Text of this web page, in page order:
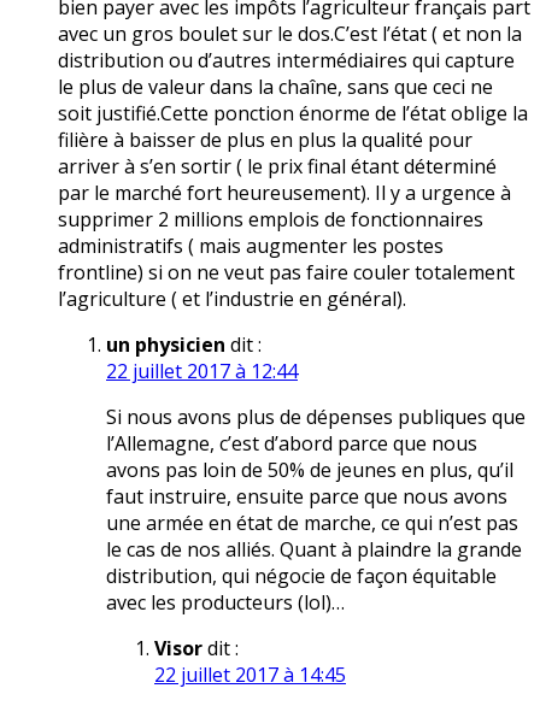
bien payer avec les impôts l’agriculteur français part
avec un gros boulet sur le dos.C’est l’état ( et non la
distribution ou d’autres intermédiaires qui capture
le plus de valeur dans la chaîne, sans que ceci ne
soit justifié.Cette ponction énorme de l’état oblige la
filière à baisser de plus en plus la qualité pour
arriver à s’en sortir ( le prix final étant déterminé
par le marché fort heureusement). Il y a urgence à
supprimer 2 millions emplois de fonctionnaires
administratifs ( mais augmenter les postes
frontline) si on ne veut pas faire couler totalement
l’agriculture ( et l’industrie en général).
un physicien dit :
22 juillet 2017 à 12:44
Si nous avons plus de dépenses publiques que
l’Allemagne, c’est d’abord parce que nous
avons pas loin de 50% de jeunes en plus, qu’il
faut instruire, ensuite parce que nous avons
une armée en état de marche, ce qui n’est pas
le cas de nos alliés. Quant à plaindre la grande
distribution, qui négocie de façon équitable
avec les producteurs (lol)…
Visordit :
22 juillet 2017 à 14:45